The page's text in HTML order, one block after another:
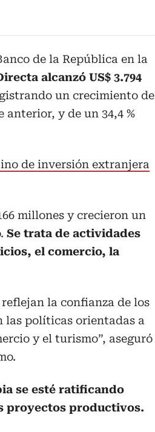
de la República en la
alcanzó US$ 3.794
un crecimiento de
y de un 34,4 %
de inversión extranjera
millones y crecieron un
Se trata de actividades
el comercio, la
la confianza de los
las políticas orientadas a
y el turismo”, aseguró
se esté ratificando
proyectos productivos.